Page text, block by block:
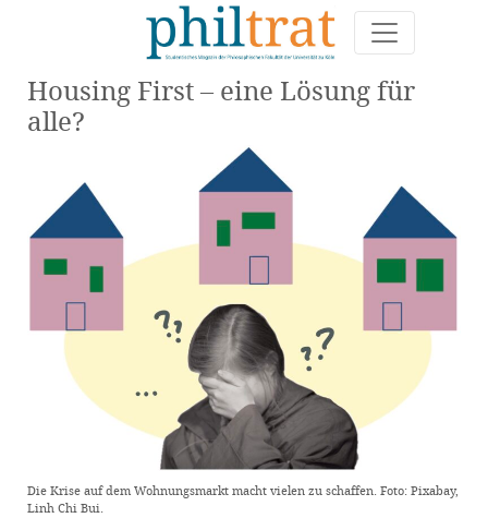
Housing First – eine Lösung für
alle?
Die Krise auf dem Wohnungsmarkt macht vielen zu schaffen. Foto: Pixabay,
Linh Chi Bui.